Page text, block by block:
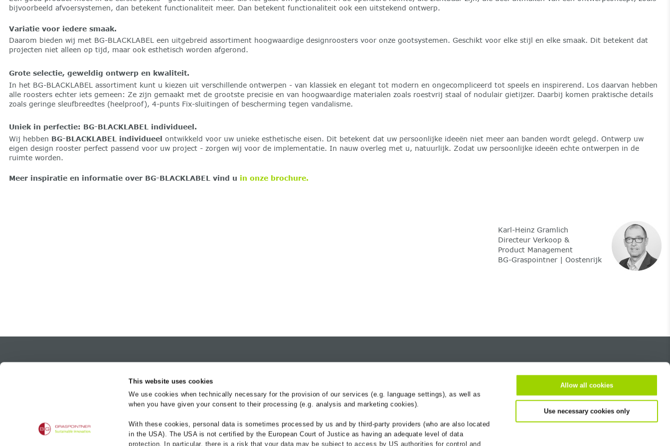
This website uses cookies
We use cookies when technically necessary for the provision of our services (e.g. language settings), as well as
when you have given your consent to their processing (e.g. analysis and marketing cookies).
With these cookies, personal data is sometimes processed by us and by third-party providers (who are also located
in the USA). The USA is not certified by the European Court of Justice as having an adequate level of data
protection. In particular, there is a risk that your data may be subject to access by US authorities for control and
Allow all cookies
Use necessary cookies only
bijvoorbeeld afvoersystemen, dan betekent functionaliteit meer. Dan betekent functionaliteit ook een uitstekend ontwerp.
Variatie voor iedere smaak.
Daarom bieden wij met BG-BLACKLABEL een uitgebreid assortiment hoogwaardige designroosters voor onze gootsystemen. Geschikt voor elke stijl en elke smaak. Dit betekent dat
projecten niet alleen op tijd, maar ook esthetisch worden afgerond.
Grote selectie, geweldig ontwerp en kwaliteit.
In het BG-BLACKLABEL assortiment kunt u kiezen uit verschillende ontwerpen - van klassiek en elegant tot modern en ongecompliceerd tot speels en inspirerend. Los daarvan hebben
alle roosters echter iets gemeen: Ze zijn gemaakt met de grootste precisie en van hoogwaardige materialen zoals roestvrij staal of nodulair gietijzer. Daarbij komen praktische details
zoals geringe sleufbreedtes (heelproof), 4-punts Fix-sluitingen of bescherming tegen vandalisme.
Uniek in perfectie: BG-BLACKLABEL individueel.
Wij hebben BG-BLACKLABEL individueel ontwikkeld voor uw unieke esthetische eisen. Dit betekent dat uw persoonlijke ideeën niet meer aan banden wordt gelegd. Ontwerp uw
eigen design rooster perfect passend voor uw project - zorgen wij voor de implementatie. In nauw overleg met u, natuurlijk. Zodat uw persoonlijke ideeën echte ontwerpen in de
ruimte worden.
Meer inspiratie en informatie over BG-BLACKLABEL vind u in onze brochure.
Karl-Heinz Gramlich
Directeur Verkoop &
Product Management
BG-Graspointner | Oostenrijk
BG-Graspointner GmbH
Gessenschwandt 39
BG-FILCOTEN
BG-CLASSIC
BG-FLEX
BG-ROAD
Afwateringsgoten
Bermverharding
Kabelgoten spoorwegen
BG-blog
Servicedesk
Hydraulica
Referenties
Over ons
Vestiging zoeken